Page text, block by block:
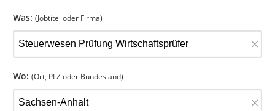
Was: (Jobtitel oder Firma)
×
Wo: (Ort, PLZ oder Bundesland)
×